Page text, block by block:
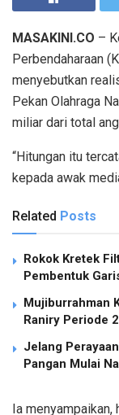
MASAKINI.CO –
Perbendaharaan
menyebutkan
Pekan Olahraga
miliar dari total
“Hitungan itu
kepada awak
Related Posts
Rokok Kretek
Pembentuk
Mujiburrahman
Raniry Periode
Jelang
Pangan Mulai
Ia